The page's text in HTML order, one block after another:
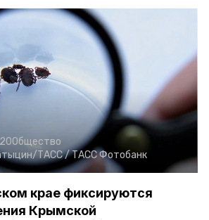
Общество
ТАСС /ТАСС Фотобанк
крае фиксируются
Крымской